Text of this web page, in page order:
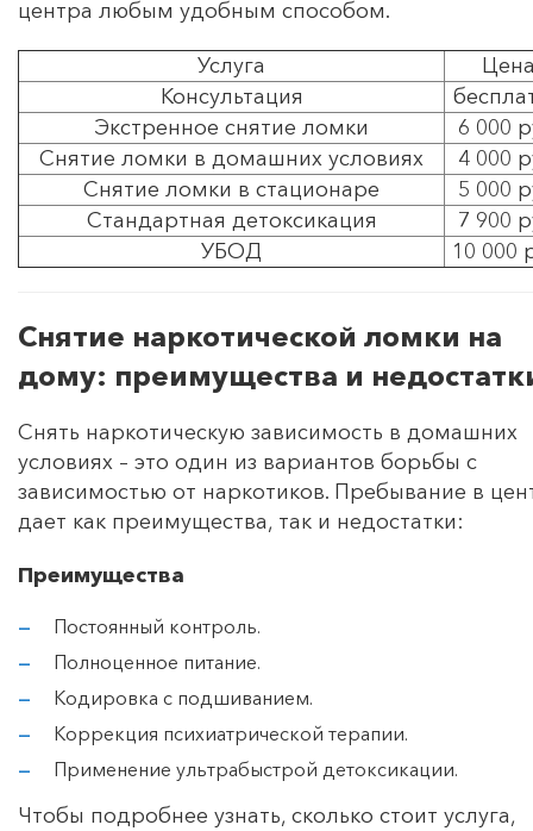
центра любым удобным способом.
Услуга
Консультация
Экстренное снятие ломки
6 000
Снятие ломки в домашних условиях
4 000
Снятие ломки в стационаре
5 000
Стандартная детоксикация
7 900
УБОД
10 000
Снятие наркотической ломки на
дому: преимущества и
Снять наркотическую зависимость в домашних
условиях – это один из вариантов борьбы с
зависимостью от наркотиков. Пребывание в
дает как преимущества, так и недостатки:
Преимущества
Постоянный контроль.
Полноценное питание.
Кодировка с подшиванием.
Коррекция психиатрической терапии.
Применение ультрабыстрой детоксикации.
Чтобы подробнее узнать, сколько стоит услуга,